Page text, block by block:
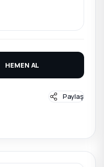
HEMEN AL
Paylaş